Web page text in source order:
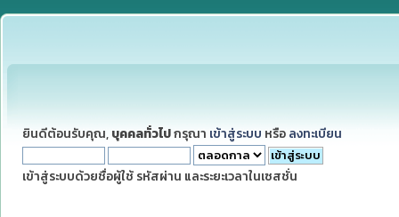
ยินดีต้อนรับคุณ, บุคคลทั่วไปกรุณา เข้าสู่ระบบ หรือ ลงทะเบียน
เข้าสู่ระบบด้วยชื่อผู้ใช้ รหัสผ่าน และระยะเวลาในเซสชั่น